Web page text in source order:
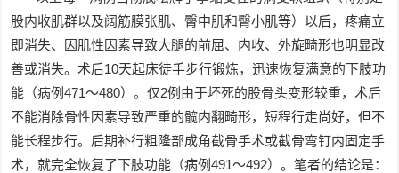
股内收肌群以及阔筋膜张肌、臀中肌和臀小肌等）以后，疼痛立
即消失、因肌性因素导致大腿的前屈、内收、外旋畸形也明显改
善或消失。术后10天起床徒手步行锻炼，迅速恢复满意的下肢功
能（病例471～480）。仅2例由于坏死的股骨头变形较重，术后
不能消除骨性因素导致严重的髋内翻畸形，短程行走尚好，但不
能长程步行。后期补行粗隆部成角截骨手术或截骨弯钉内固定手
术，就完全恢复了下肢功能（病例491～492）。笔者的结论是：